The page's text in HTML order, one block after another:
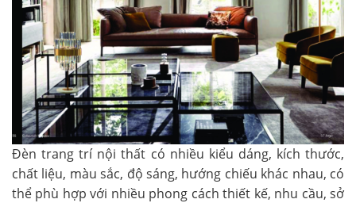
Đèn trang trí nội thất có nhiều kiểu dáng, kích thước,
chất liệu, màu sắc, độ sáng, hướng chiếu khác nhau, có
thể phù hợp với nhiều phong cách thiết kế, nhu cầu, sở